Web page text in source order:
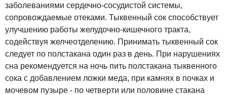
заболеваниями сердечно-сосудистой системы,
сопровождаемые отеками. Тыквенный сок способствует
улучшению работы желудочно-кишечного тракта,
содействуя желчеотделению. Принимать тыквенный сок
следует по полстакана один раз в день. При нарушениях
сна рекомендуется на ночь пить полстакана тыквенного
сока с добавлением ложки меда, при камнях в почках и
мочевом пузыре - по четверти или половине стакана